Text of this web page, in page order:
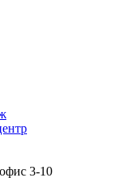
3-10